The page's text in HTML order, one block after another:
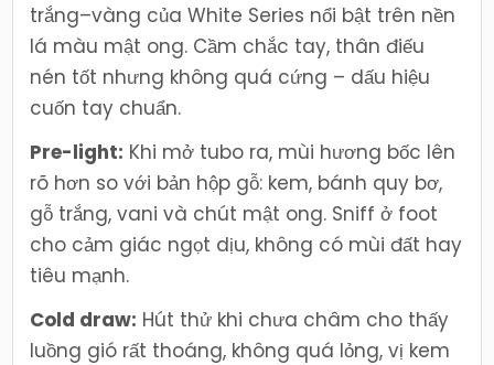
trắng–vàng của White Series nổi bật trên nền
lá màu mật ong. Cầm chắc tay, thân điếu
nén tốt nhưng không quá cứng – dấu hiệu
cuốn tay chuẩn.
Pre-light: Khi mở tubo ra, mùi hương bốc lên
rõ hơn so với bản hộp gỗ: kem, bánh quy bơ,
gỗ trắng, vani và chút mật ong. Sniff ở foot
cho cảm giác ngọt dịu, không có mùi đất hay
tiêu mạnh.
Cold draw: Hút thử khi chưa châm cho thấy
luồng gió rất thoáng, không quá lỏng, vị kem